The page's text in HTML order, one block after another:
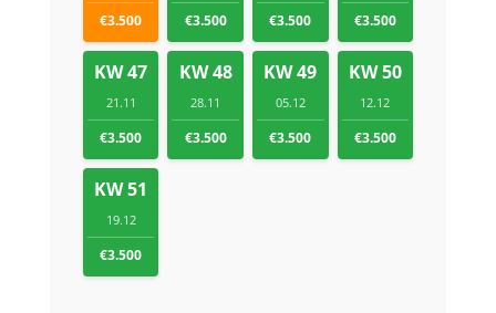
€3.500 €3.500 €3.500 €3.500
KW 47
21.11
€3.500
KW 48
28.11
€3.500
KW 49
05.12
€3.500
KW 50
12.12
€3.500
KW 51
19.12
€3.500